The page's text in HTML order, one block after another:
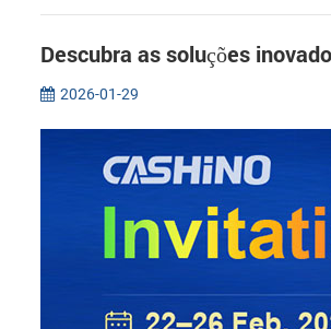
Descubra as soluções
2026-01-29